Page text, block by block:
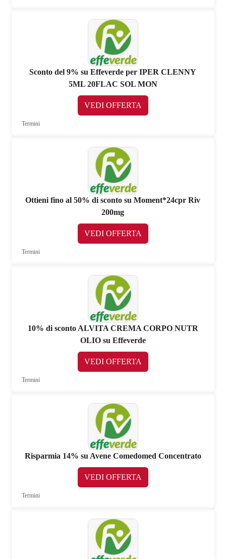
Sconto del 9% su Effeverde per IPER CLENNY
5ML 20FLAC SOL MON
VEDI OFFERTA
Termini
Ottieni fino al 50% di sconto su Moment*24cpr Riv
200mg
VEDI OFFERTA
Termini
10% di sconto ALVITA CREMA CORPO NUTR
OLIO su Effeverde
VEDI OFFERTA
Termini
Risparmia 14% su Avene Comedomed Concentrato
VEDI OFFERTA
Termini